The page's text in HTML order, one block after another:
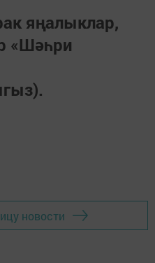
яңалыклар,
«Шәһри
новости